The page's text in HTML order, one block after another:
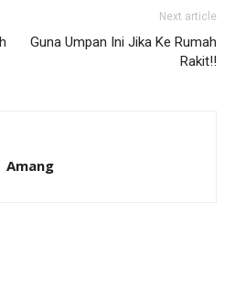
Next article
Guna Umpan Ini Jika Ke Rumah
Rakit!!
Amang